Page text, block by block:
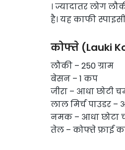
। ज्यादातर लोग
है। यह काफी
कोफ्ते (Lauki
लौकी – 250 ग्राम
बेसन – 1 कप
जीरा – आधा छोटी
लाल मिर्च पाउडर
नमक – आधा छोटा
तेल – कोफ्ते फ्राई